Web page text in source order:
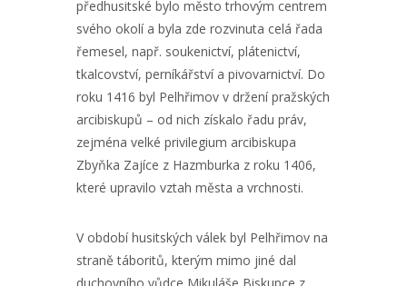
předhusitské bylo město trhovým centrem
svého okolí a byla zde rozvinuta celá řada
řemesel, např. soukenictví, plátenictví,
tkalcovství, perníkářství a pivovarnictví. Do
roku 1416 byl Pelhřimov v držení pražských
arcibiskupů – od nich získalo řadu práv,
zejména velké privilegium arcibiskupa
Zbyňka Zajíce z Hazmburka z roku 1406,
které upravilo vztah města a vrchnosti.
V období husitských válek byl Pelhřimov na
straně táboritů, kterým mimo jiné dal